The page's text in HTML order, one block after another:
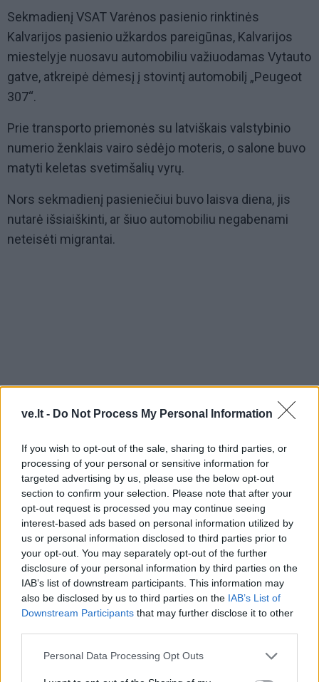
ve.lt - Do Not Process My Personal Information
If you wish to opt-out of the sale, sharing to third parties, or
processing of your personal or sensitive information for
targeted advertising by us, please use the below opt-out
section to confirm your selection. Please note that after your
opt-out request is processed you may continue seeing
interest-based ads based on personal information utilized by
us or personal information disclosed to third parties prior to
your opt-out. You may separately opt-out of the further
disclosure of your personal information by third parties on the
IAB’s list of downstream participants. This information may
also be disclosed by us to third parties on the IAB’s List of
Downstream Participants that may further disclose it to other
Personal Data Processing Opt Outs
Sekmadienį VSAT Varėnos pasienio rinktinės
Kalvarijos pasienio užkardos pareigūnas, Kalvarijos
miestelyje nuosavu automobiliu važiuodamas Vytauto
gatve, atkreipė dėmesį į stovintį automobilį „Peugeot
307“.
Prie transporto priemonės su latviškais valstybinio
numerio ženklais vairo sėdėjo moteris, o salone buvo
matyti keletas svetimšalių vyrų.
Nors sekmadienį pasieniečiui buvo laisva diena, jis
nutarė išsiaiškinti, ar šiuo automobiliu negabenami
neteisėti migrantai.
Sustojęs prie „Peugeot 307“, VSAT pareigūnas
prisistatė ir pasiteiravo, kas jie tokie. Vairuotojo vietoje
sėdėjusi moteris, 62-ejų Latvijos pilietė, pateikė savo
galiojančius asmens dokumentus.
Tuo tarpu ant galinės sėdynės įsitaisę trys vyrai
neturėjo jokių, bet prisistatė 21-erių, 22-ejų ir 43-ejų
Afganistano piliečiais. Ketvirtasis, 27-erių, buvo
aptiktas gulintis bagažinėje.
Kaip pranešė VSAT, tarnybos tą dieną nevykdęs